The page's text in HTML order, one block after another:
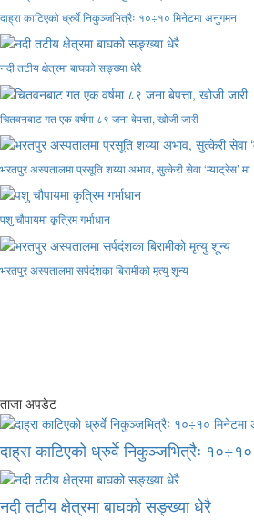
दाह्रा काटिएको ध्रुर्वे निकुञ्जभित्रैः १०÷१० मिनेटमा अनुगमन
नदी तटीय क्षेत्रमा बाघको सङ्ख्या धेरै
चितवनबाट गत एक वर्षमा ८९ जना बेपत्ता, खोजी जारी
भरतपुर अस्पतालमा प्रसूति शय्या अभाव, सुत्केरी सेवा ‘म्याट्रेस’ मा
पशु चौपायमा कृत्रिम गर्भाधान
भरतपुर अस्पतालमा सर्पदंशका बिरामीको मृत्यु शून्य
ताजा अपडेट
दाह्रा काटिएको ध्रुर्वे निकुञ्जभित्रैः
नदी तटीय क्षेत्रमा बाघको सङ्ख्या धेरै